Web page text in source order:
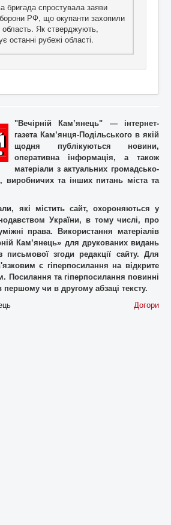
бригада спростувала заяви
РФ, що окупанти захопили
Як стверджують,
останні рубежі області.
"Вечірній Кам’янець" — інтернет-
газета Кам’янця-Подільського в якій
щодня публікуються новини,
оперативна інформація, а також
матеріали з актуальних громадсько-
виробничих та інших питань міста та
які містить cайт, охороняються у
України, в тому числі, про
права. Використання матерiалiв
Кам’янець» для друкованих видань
згоди редакції сайту. Для
є гiперпосилання на відкрите
Посилання та гіперпосилання повинні
чи в другому абзаці тексту.
Догори